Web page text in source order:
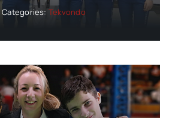
Categories: Tekvondo